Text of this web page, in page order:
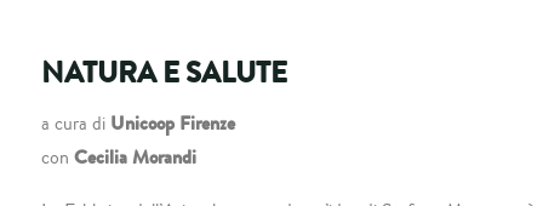
NATURA E SALUTE
a cura di Unicoop Firenze
con Cecilia Morandi